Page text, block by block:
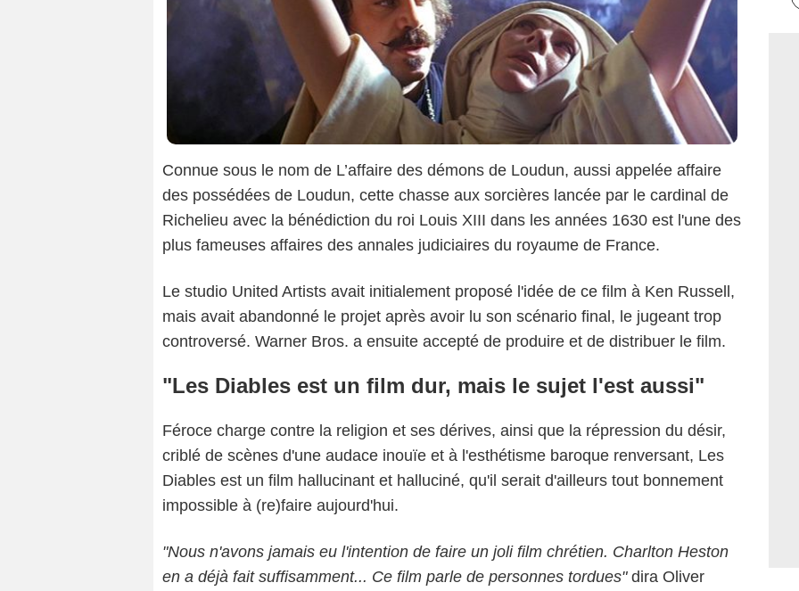
Connue sous le nom de L’affaire des démons de Loudun, aussi appelée affaire
des possédées de Loudun, cette chasse aux sorcières lancée par le cardinal de
Richelieu avec la bénédiction du roi Louis XIII dans les années 1630 est l'une des
plus fameuses affaires des annales judiciaires du royaume de France.
Le studio United Artists avait initialement proposé l'idée de ce film à Ken Russell,
mais avait abandonné le projet après avoir lu son scénario final, le jugeant trop
controversé. Warner Bros. a ensuite accepté de produire et de distribuer le film.
"Les Diables est un film dur, mais le sujet l'est aussi"
Féroce charge contre la religion et ses dérives, ainsi que la répression du désir,
criblé de scènes d'une audace inouïe et à l'esthétisme baroque renversant, Les
Diables est un film hallucinant et halluciné, qu'il serait d'ailleurs tout bonnement
impossible à (re)faire aujourd'hui.
"Nous n'avons jamais eu l'intention de faire un joli film chrétien. Charlton Heston
en a déjà fait suffisamment... Ce film parle de personnes tordues"dira Oliver